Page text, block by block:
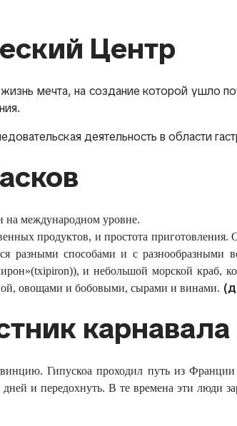
Центр
мечта, на создание которой ушло
деятельность в области
на международном уровне.
продуктов, и простота
разными способами и с
и небольшой морской краб,
овощами и бобовыми, сырами и винами.
Гипускоа проходил путь из
и передохнуть. В те времена эти люди